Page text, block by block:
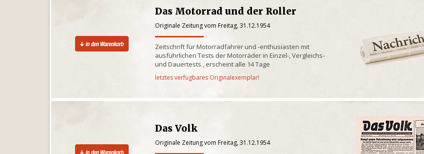
Das Motorrad und der Roller
Originale Zeitung vom Freitag, 31.12.1954
Zeitschrift für Motorradfahrer und -enthusiasten mit
ausführlichen Tests der Motorräder in Einzel-, Vergleichs-
und Dauertests , erscheint alle 14 Tage
letztes verfügbares Originalexemplar!
Das Volk
Originale Zeitung vom Freitag, 31.12.1954